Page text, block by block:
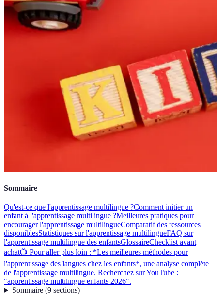
Sommaire
Qu'est-ce que l'apprentissage multilingue ?Comment initier un
enfant à l'apprentissage multilingue ?Meilleures pratiques pour
encourager l'apprentissage multilingueComparatif des ressources
disponiblesStatistiques sur l'apprentissage multilingueFAQ sur
l'apprentissage multilingue des enfantsGlossaireChecklist avant
achat📺 Pour aller plus loin : *Les meilleures méthodes pour
l'apprentissage des langues chez les enfants*, une analyse complète
de l'apprentissage multilingue. Recherchez sur YouTube :
"apprentissage multilingue enfants 2026".
Sommaire(9 sections)